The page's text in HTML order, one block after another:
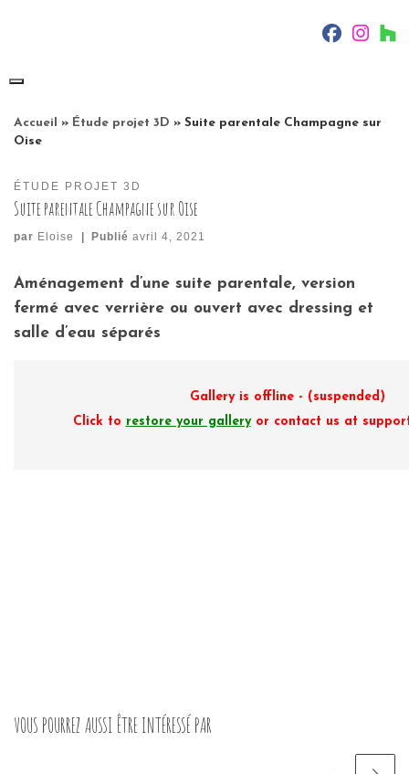
fab fa-
fab
Accueil » Étude projet 3D » Suite parentale Champagne sur
Oise
ÉTUDE PROJET 3D
Suite parentale Champagne sur Oise
par Eloise | Publiéavril 4, 2021
Aménagement d’une suite parentale, version
fermé avec verrière ou ouvert avec dressing et
salle d’eau séparés
Gallery is offline - (suspended)
Click to restore your galleryor contact us at
VOUS POURREZ AUSSI ÊTRE INTÉRESSÉ PAR